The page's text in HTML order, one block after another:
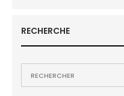
RECHERCHE